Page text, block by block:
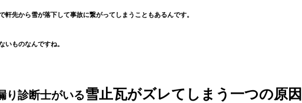
軒先から雪が落下して事故に繋がってしまうこともあるんです。
いものなんですね。
雪止瓦がズレてしまう一つの原因